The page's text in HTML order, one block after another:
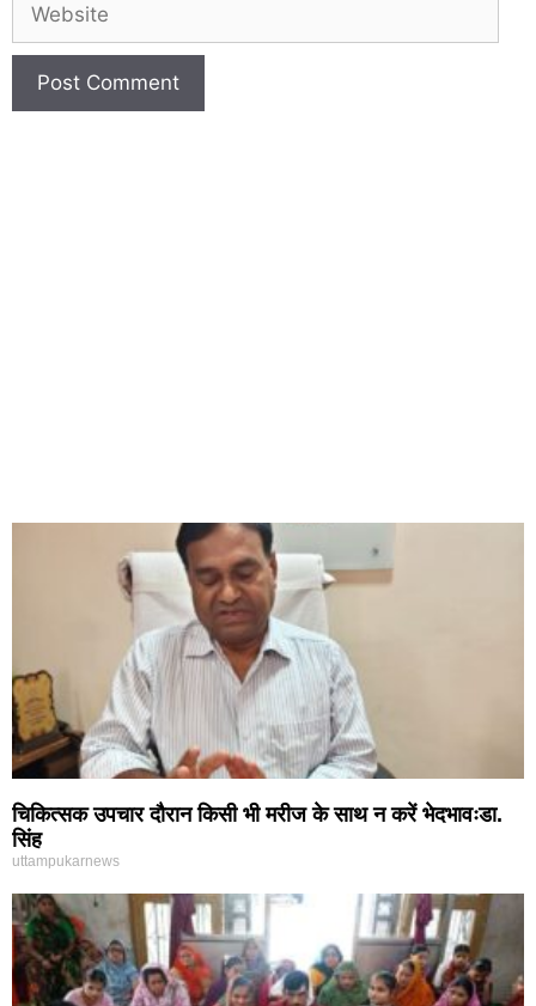
चिकित्सक उपचार दौरान किसी भी मरीज के साथ न करें भेदभावःडा.
सिंह
uttampukarnews